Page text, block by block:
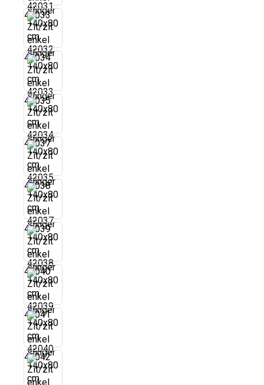
42033
42034
42035
42037
42038
42039
42040
42041
42042